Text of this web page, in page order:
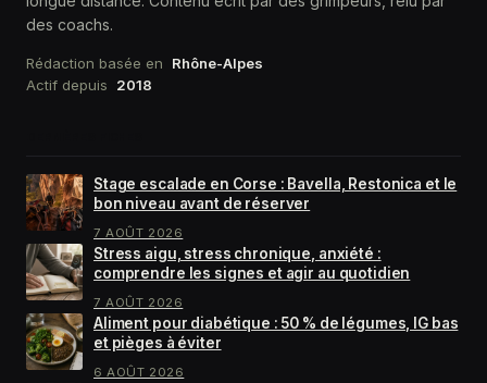
des coachs.
Rédaction basée en
Rhône-Alpes
Actif depuis
2018
Stage escalade en Corse : Bavella, Restonica et le
bon niveau avant de réserver
7 AOÛT 2026
Stress aigu, stress chronique, anxiété :
comprendre les signes et agir au quotidien
7 AOÛT 2026
Aliment pour diabétique : 50 % de légumes, IG bas
et pièges à éviter
6 AOÛT 2026